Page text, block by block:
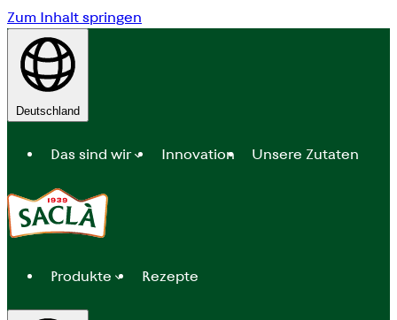
Zum Inhalt springen
Deutschland
Das sind wir Innovation Unsere Zutaten
Produkte Rezepte